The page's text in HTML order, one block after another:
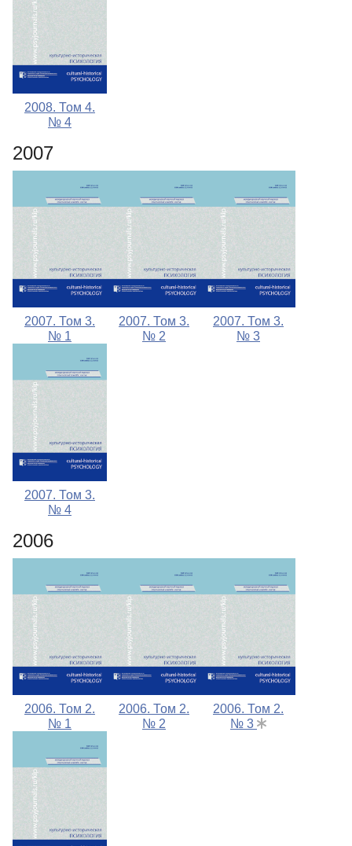
2008. Том 4.
№ 4
2007
2007. Том 3.
№ 1
2007. Том 3.
№ 2
2007. Том 3.
№ 3
2007. Том 3.
№ 4
2006
2006. Том 2.
№ 1
2006. Том 2.
№ 2
2006. Том 2.
№ 3